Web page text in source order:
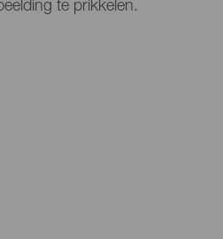
te prikkelen.